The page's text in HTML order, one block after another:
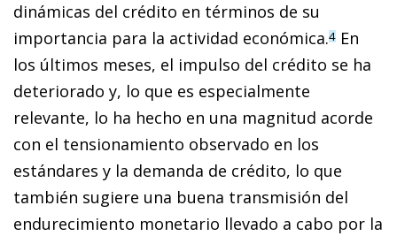
dinámicas del crédito en términos de su
importancia para la actividad económica.4 En
los últimos meses, el impulso del crédito se ha
deteriorado y, lo que es especialmente
relevante, lo ha hecho en una magnitud acorde
con el tensionamiento observado en los
estándares y la demanda de crédito, lo que
también sugiere una buena transmisión del
endurecimiento monetario llevado a cabo por la